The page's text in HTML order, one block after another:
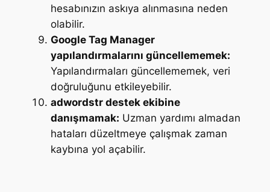
hesabınızın askıya alınmasına neden
olabilir.
Google Tag Manager
yapılandırmalarını güncellememek:
Yapılandırmaları güncellememek, veri
doğruluğunu etkileyebilir.
adwordstr destek ekibine
danışmamak: Uzman yardımı almadan
hataları düzeltmeye çalışmak zaman
kaybına yol açabilir.